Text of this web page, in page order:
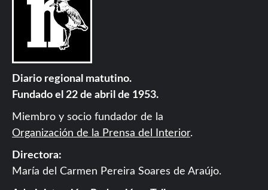
Diario regional matutino.
Fundado el 22 de abril de 1953.
Miembro y socio fundador de la
Organización de la Prensa del Interior.
Directora:
María del Carmen Pereira Soares de Araújo.